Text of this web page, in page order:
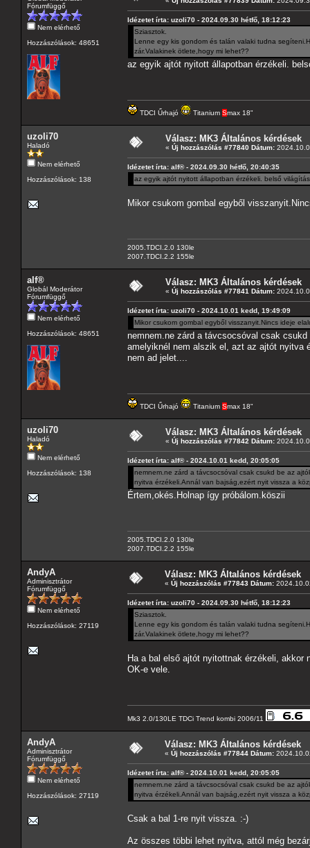
Fórumfüggő
Nem elérhető
Hozzászólások: 48651
Idézetet írta: uzoli70 - 2024.09.30 hétfő, 18:12:23
Sziasztok.
Lenne egy kis gondom és talán valaki tudna
zár.Valakinek ötlete,hogy mi lehet??
az egyik ajtót nyitott állapotban érzékeli.
TDCI Űrhajó Titanium Smax 18"
uzoli70
Haladó
Nem elérhető
Hozzászólások: 138
Válasz: MK3 Általános kérdések
« Új hozzászólás #77840 Dátum:
Idézetet írta: alf® - 2024.09.30 hétfő, 20:40:35
az egyik ajtót nyitott állapotban érzékeli. belső
Mikor csukom gombal egyből
2005.TDCI.2.0 130le
2007.TDCI.2.2 155le
alf®
Globál Moderátor
Fórumfüggő
Nem elérhető
Hozzászólások: 48651
Válasz: MK3 Általános kérdések
« Új hozzászólás #77841 Dátum:
Idézetet írta: uzoli70 - 2024.10.01 kedd, 19:49:09
Mikor csukom gombal egyből visszanyit.Nincs ideje
nemnem.ne zárd a távcsocsóval csak
amelyiknél nem alszik el, azt az ajtót nyitva
nem ad jelet....
TDCI Űrhajó Titanium Smax 18"
uzoli70
Haladó
Nem elérhető
Hozzászólások: 138
Válasz: MK3 Általános kérdések
« Új hozzászólás #77842 Dátum:
Idézetet írta: alf® - 2024.10.01 kedd, 20:05:05
nemnem.ne zárd a távcsocsóval csak csukd be az
nyitva érzékeli.Annál van bajság,ezért nyit vissza a
Értem,okés.Holnap így próbálom.köszii
2005.TDCI.2.0 130le
2007.TDCI.2.2 155le
AndyA
Adminisztrátor
Fórumfüggő
Nem elérhető
Hozzászólások: 27119
Válasz: MK3 Általános kérdések
« Új hozzászólás #77843 Dátum:
Idézetet írta: uzoli70 - 2024.09.30 hétfő, 18:12:23
Sziasztok.
Lenne egy kis gondom és talán valaki tudna
zár.Valakinek ötlete,hogy mi lehet??
Ha a bal első ajtót nyitottnak érzékeli, akkor
OK-e vele.
Mk3 2.0/130LE TDCi Trend kombi 2006/11
AndyA
Adminisztrátor
Fórumfüggő
Nem elérhető
Hozzászólások: 27119
Válasz: MK3 Általános kérdések
« Új hozzászólás #77844 Dátum:
Idézetet írta: alf® - 2024.10.01 kedd, 20:05:05
nemnem.ne zárd a távcsocsóval csak csukd be az
nyitva érzékeli.Annál van bajság,ezért nyit vissza a
Csak a bal 1-re nyit vissza. :-)
Az összes többi lehet nyitva, attól még